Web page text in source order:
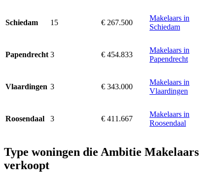
Schiedam 15 € 267.500
Makelaars in
Schiedam
Papendrecht 3 € 454.833
Makelaars in
Papendrecht
Vlaardingen 3 € 343.000
Makelaars in
Vlaardingen
Roosendaal 3 € 411.667
Makelaars in
Roosendaal
Type woningen die Ambitie Makelaars
verkoopt